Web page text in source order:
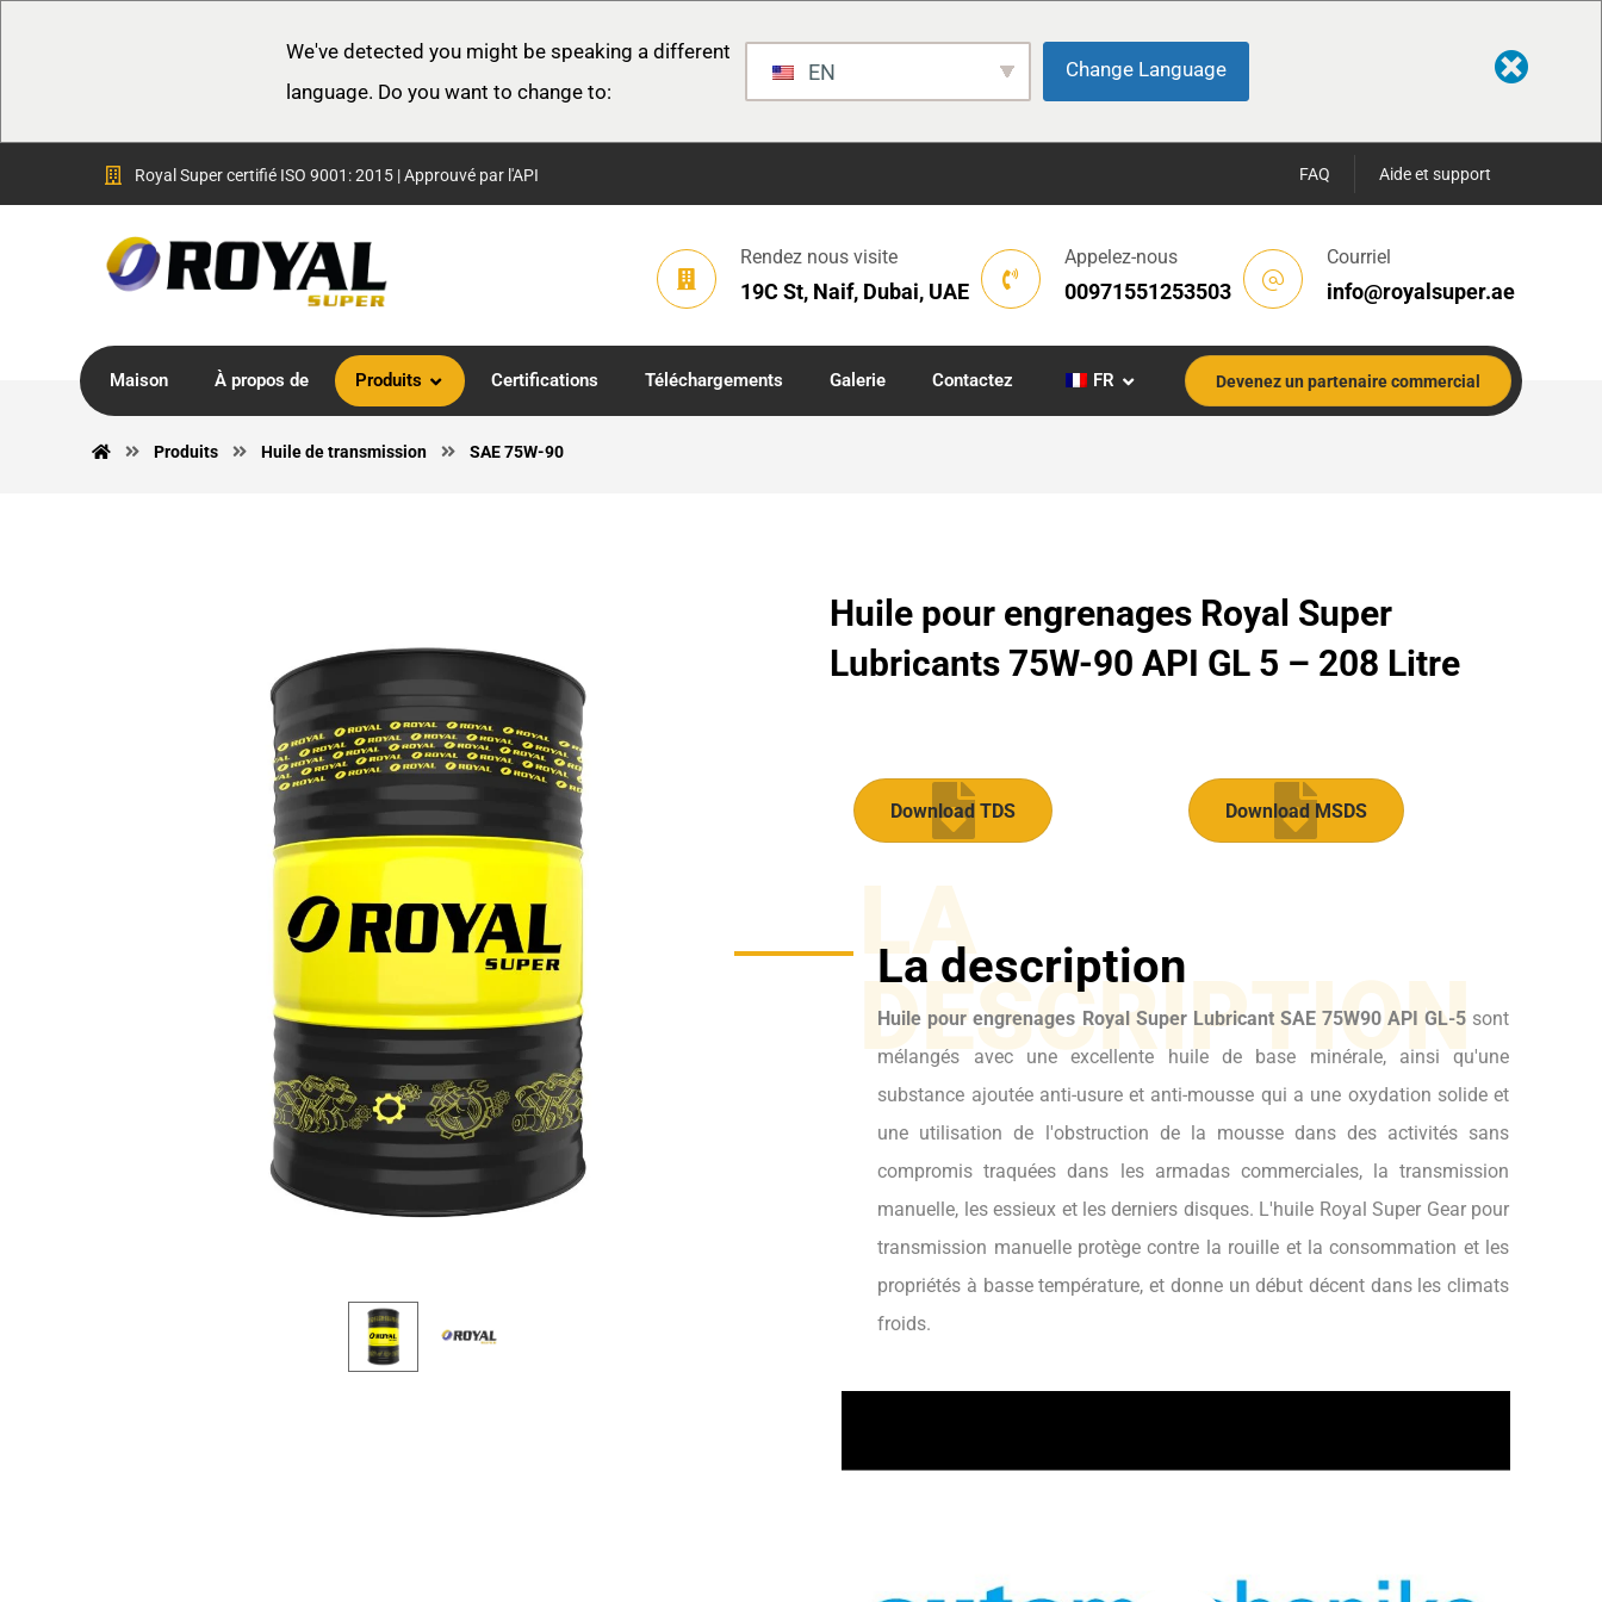
We've detected you might be speaking a different
language. Do you want to change to:
EN Change Language
Royal Super certifié ISO 9001: 2015 | Approuvé par l'API Aide et support
FAQ
Courriel
info@royalsuper.ae
Appelez-nous
00971551253503
Rendez nous visite
19C St, Naif, Dubai, UAE
Maison À propos de Produits Certifications Téléchargements Galerie Contactez FR Devenez un partenaire commercial
Produits Huile de transmission SAE 75W-90
Huile pour engrenages Royal Super
Lubricants 75W-90 API GL 5 – 208 Litre
Download TDS Download MSDS
LA
DESCRIPTION
La description
Huile pour engrenages Royal Super Lubricant SAE 75W90 API GL-5 sont
mélangés avec une excellente huile de base minérale, ainsi qu'une
substance ajoutée anti-usure et anti-mousse qui a une oxydation solide et
une utilisation de l'obstruction de la mousse dans des activités sans
compromis traquées dans les armadas commerciales, la transmission
manuelle, les essieux et les derniers disques. L'huile Royal Super Gear pour
transmission manuelle protège contre la rouille et la consommation et les
propriétés à basse température, et donne un début décent dans les climats
froids.